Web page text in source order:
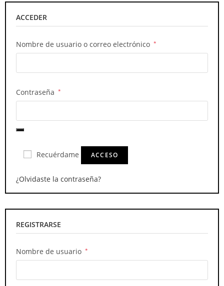
ACCEDER
Nombre de usuario o correo electrónico *
Contraseña *
Recuérdame ACCESO
¿Olvidaste la contraseña?
REGISTRARSE
Nombre de usuario *